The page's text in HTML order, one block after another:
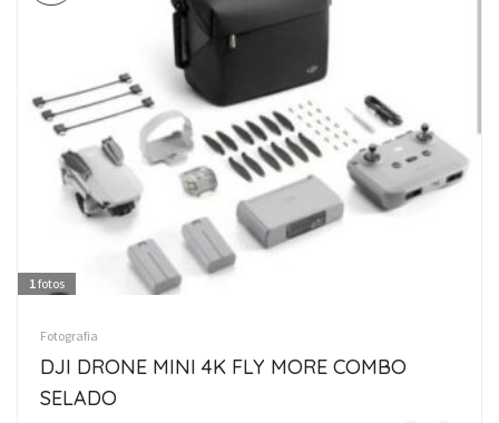
1fotos
Fotografia
DJI DRONE MINI 4K FLY MORE COMBO
SELADO